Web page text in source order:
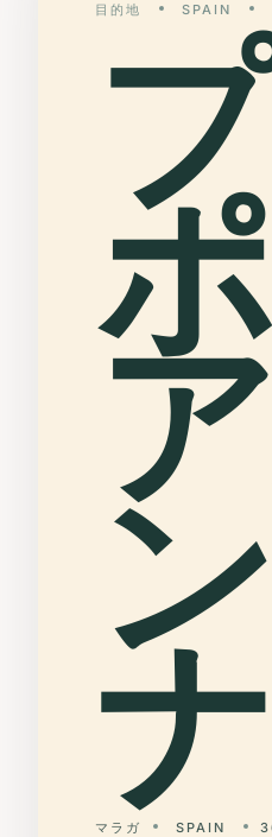
目的地 SPAIN
ア
マラガ SPAIN